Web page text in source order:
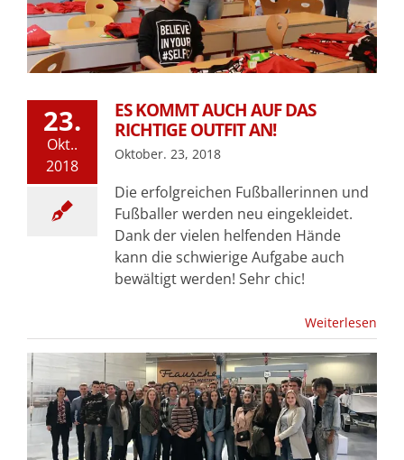
23.
Okt..
2018
ES KOMMT AUCH AUF DAS
RICHTIGE OUTFIT AN!
Oktober. 23, 2018
Die erfolgreichen Fußballerinnen und
Fußballer werden neu eingekleidet.
Dank der vielen helfenden Hände
kann die schwierige Aufgabe auch
bewältigt werden! Sehr chic!
Weiterlesen